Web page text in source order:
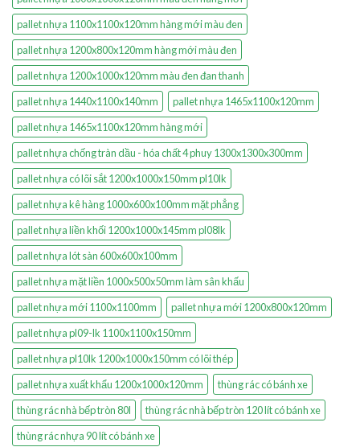
pallet nhựa 1100x1100x120mm hàng mới màu đen
pallet nhựa 1200x800x120mm hàng mới màu đen
pallet nhựa 1200x1000x120mm màu đen đan thanh
pallet nhựa 1440x1100x140mm
pallet nhựa 1465x1100x120mm
pallet nhựa 1465x1100x120mm hàng mới
pallet nhựa chống tràn dầu - hóa chất 4 phuy 1300x1300x300mm
pallet nhựa có lõi sắt 1200x1000x150mm pl10lk
pallet nhựa kê hàng 1000x600x100mm mặt phẳng
pallet nhựa liền khối 1200x1000x145mm pl08lk
pallet nhựa lót sàn 600x600x100mm
pallet nhựa mặt liền 1000x500x50mm làm sân khấu
pallet nhựa mới 1100x1100mm
pallet nhựa mới 1200x800x120mm
pallet nhựa pl09-lk 1100x1100x150mm
pallet nhựa pl10lk 1200x1000x150mm có lõi thép
pallet nhựa xuất khẩu 1200x1000x120mm
thùng rác có bánh xe
thùng rác nhà bếp tròn 80l
thùng rác nhà bếp tròn 120 lít có bánh xe
thùng rác nhựa 90 lít có bánh xe